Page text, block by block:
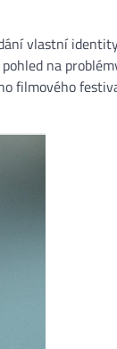
vlastní
na
filmového